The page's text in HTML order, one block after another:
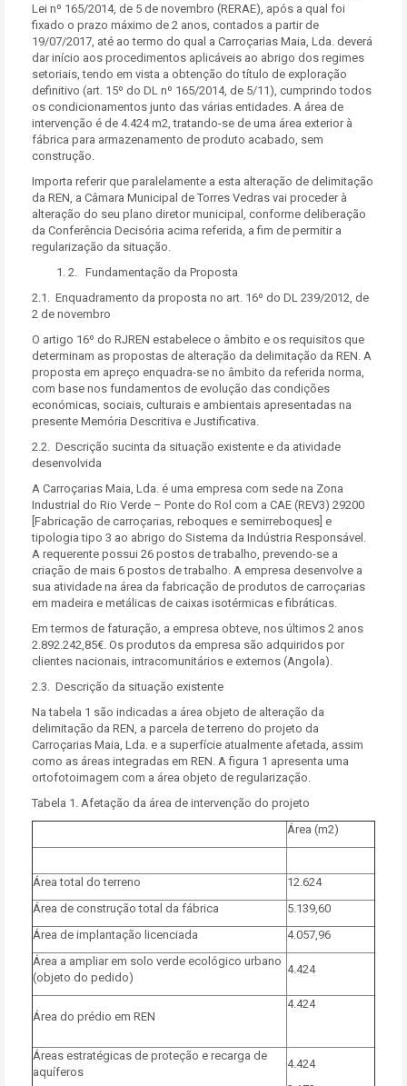
Lei nº 165/2014, de 5 de novembro (RERAE), após a qual foi
fixado o prazo máximo de 2 anos, contados a partir de
19/07/2017, até ao termo do qual a Carroçarias Maia, Lda. deverá
dar início aos procedimentos aplicáveis ao abrigo dos regimes
setoriais, tendo em vista a obtenção do título de exploração
definitivo (art. 15º do DL nº 165/2014, de 5/11), cumprindo todos
os condicionamentos junto das várias entidades. A área de
intervenção é de 4.424 m2, tratando-se de uma área exterior à
fábrica para armazenamento de produto acabado, sem
construção.
Importa referir que paralelamente a esta alteração de delimitação
da REN, a Câmara Municipal de Torres Vedras vai proceder à
alteração do seu plano diretor municipal, conforme deliberação
da Conferência Decisória acima referida, a fim de permitir a
regularização da situação.
2. Fundamentação da Proposta
2.1. Enquadramento da proposta no art. 16º do DL 239/2012, de
2 de novembro
O artigo 16º do RJREN estabelece o âmbito e os requisitos que
determinam as propostas de alteração da delimitação da REN. A
proposta em apreço enquadra-se no âmbito da referida norma,
com base nos fundamentos de evolução das condições
económicas, sociais, culturais e ambientais apresentadas na
presente Memória Descritiva e Justificativa.
2.2. Descrição sucinta da situação existente e da atividade
desenvolvida
A Carroçarias Maia, Lda. é uma empresa com sede na Zona
Industrial do Rio Verde – Ponte do Rol com a CAE (REV3) 29200
[Fabricação de carroçarias, reboques e semirreboques] e
tipologia tipo 3 ao abrigo do Sistema da Indústria Responsável.
A requerente possui 26 postos de trabalho, prevendo-se a
criação de mais 6 postos de trabalho. A empresa desenvolve a
sua atividade na área da fabricação de produtos de carroçarias
em madeira e metálicas de caixas isotérmicas e fibráticas.
Em termos de faturação, a empresa obteve, nos últimos 2 anos
2.892.242,85€. Os produtos da empresa são adquiridos por
clientes nacionais, intracomunitários e externos (Angola).
2.3. Descrição da situação existente
Na tabela 1 são indicadas a área objeto de alteração da
delimitação da REN, a parcela de terreno do projeto da
Carroçarias Maia, Lda. e a superfície atualmente afetada, assim
como as áreas integradas em REN. A figura 1 apresenta uma
ortofotoimagem com a área objeto de regularização.
Tabela 1. Afetação da área de intervenção do projeto
Área (m2)
Área total do terreno
12.624
Área de construção total da fábrica
5.139,60
Área de implantação licenciada
4.057,96
Área a ampliar em solo verde ecológico urbano
(objeto do pedido)
4.424
Área do prédio em REN
4.424
Áreas estratégicas de proteção e recarga de
aquíferos
4.424